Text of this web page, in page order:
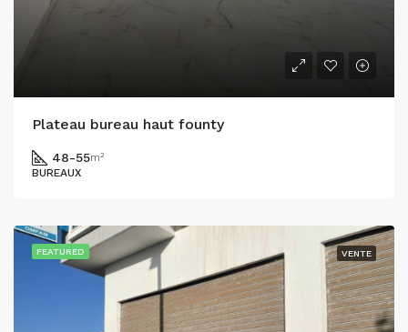
Plateau bureau haut founty
48-55m²
BUREAUX
FEATURED VENTE